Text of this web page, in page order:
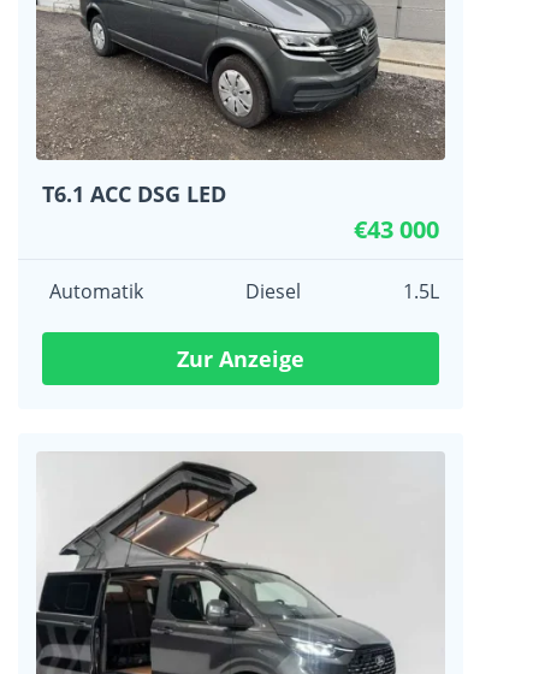
T6.1 ACC DSG LED
€43 000
Automatik Diesel 1.5L
Zur Anzeige